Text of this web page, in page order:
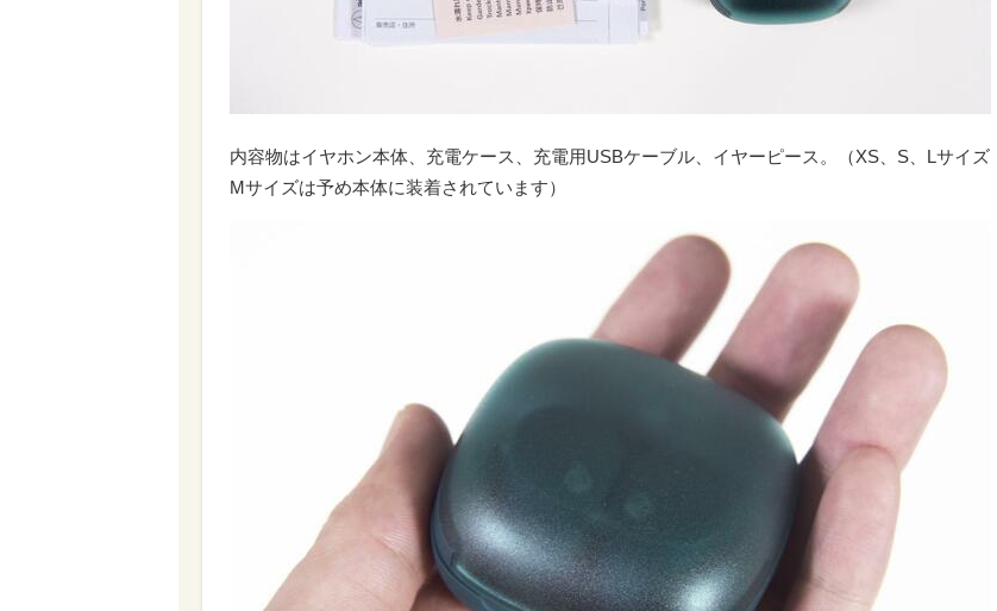
内容物はイヤホン本体、充電ケース、充電用USBケーブル、イヤーピース。（XS、S、Lサイズ
Mサイズは予め本体に装着されています）